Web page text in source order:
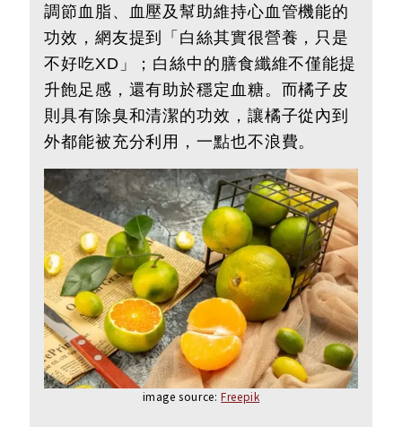
調節血脂、血壓及幫助維持心血管機能的
功效，網友提到「白絲其實很營養，只是
不好吃XD」；白絲中的膳食纖維不僅能提
升飽足感，還有助於穩定血糖。而橘子皮
則具有除臭和清潔的功效，讓橘子從內到
外都能被充分利用，一點也不浪費。
image source: Freepik